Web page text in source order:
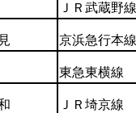
ＪＲ武蔵野線
京浜急行本線
東急東横線
ＪＲ埼京線